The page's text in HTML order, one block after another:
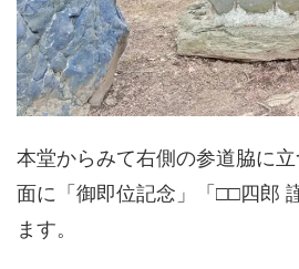
本堂からみて右側の参道脇に
面に「御即位記念」「□□四郎
ます。